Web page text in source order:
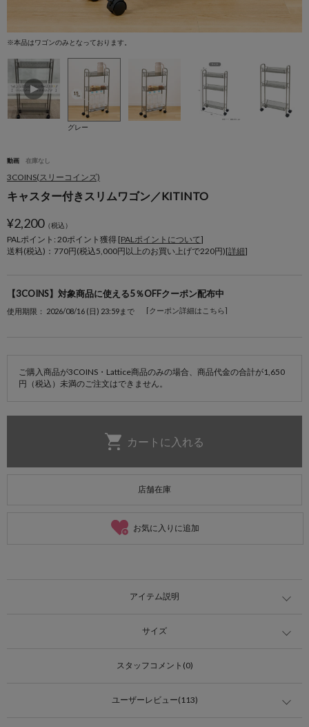
※本品はワゴンのみとなっております。
グレー
動画 在庫なし
3COINS(スリーコインズ)
キャスター付きスリムワゴン／KITINTO
¥2,200（税込）
PALポイント: 20ポイント獲得 [PALポイントについて]
送料(税込)：770円(税込5,000円以上のお買い上げで220円)[詳細]
【3COINS】対象商品に使える5％OFFクーポン配布中
使用期限： 2026/08/16 (日) 23:59まで [クーポン詳細はこちら]
ご購入商品が3COINS・Lattice商品のみの場合、商品代金の合計が1,650
円（税込）未満のご注文はできません。
店舗在庫
お気に入りに追加
アイテム説明
サイズ
スタッフコメント(0)
ユーザーレビュー(113)